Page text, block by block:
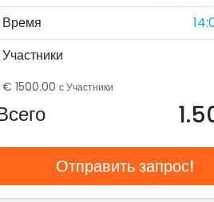
Время
Участники
€ 1500.00 с Участники
Отправить запрос!